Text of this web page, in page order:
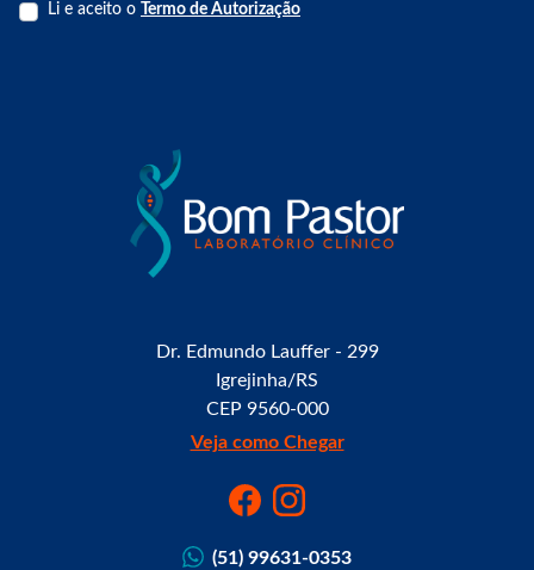
Li e aceito o Termo de Autorização
Dr. Edmundo Lauffer - 299
Igrejinha/RS
CEP 9560-000
Veja como Chegar
(51) 99631-0353